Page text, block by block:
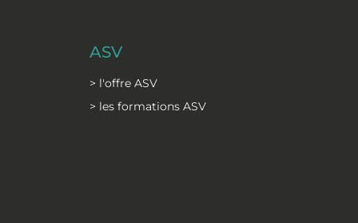
ASV
> l'offre ASV
> les formations ASV